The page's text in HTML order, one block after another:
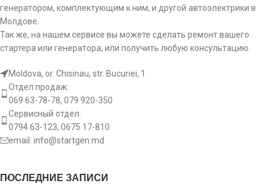
генератором, комплектующим к ним, и другой автоэлектрики в
Молдове.
Так же, на нашем сервисе вы можете сделать ремонт вашего
стартера или генератора, или получить любую консультацию.
Moldova, or. Chisinau, str. Bucuriei, 1
Отдел продаж:
069 63-78-78, 079 920-350
Сервисный отдел:
0794 63-123, 0675 17-810
email: info@startgen.md
ПОСЛЕДНИЕ ЗАПИСИ